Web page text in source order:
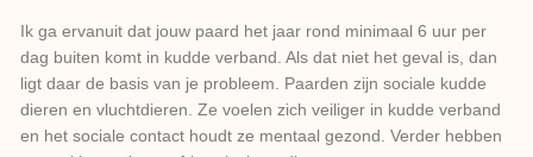
Ik ga ervanuit dat jouw paard het jaar rond minimaal 6 uur per
dag buiten komt in kudde verband. Als dat niet het geval is, dan
ligt daar de basis van je probleem. Paarden zijn sociale kudde
dieren en vluchtdieren. Ze voelen zich veiliger in kudde verband
en het sociale contact houdt ze mentaal gezond. Verder hebben